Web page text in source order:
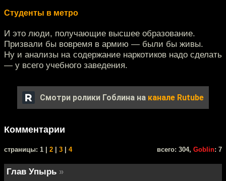
Студенты в метро
И это люди, получающие высшее образование.
Призвали бы вовремя в армию — были бы живы.
Ну и анализы на содержание наркотиков надо сделать
— у всего учебного заведения.
Смотри ролики Гоблина на канале Rutube
Комментарии
cтраницы: 1 | 2 3 4 всего: 304, Goblin: 7
Глав Упырь »